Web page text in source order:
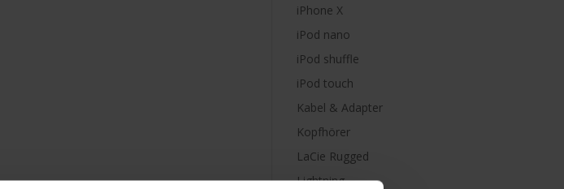
iPhone X
iPod nano
iPod shuffle
iPod touch
Kabel & Adapter
Kopfhörer
LaCie Rugged
Lightning